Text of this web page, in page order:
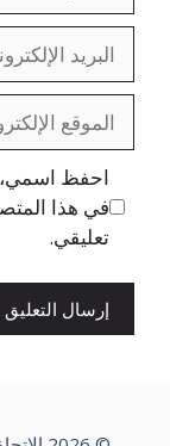
البريد
الإلكتروني
الموقع
الإلكتروني
احفظ اسمي،
في هذا
تعليقي.